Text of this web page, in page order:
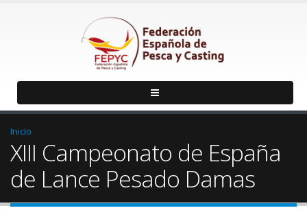
Inicio
XIII Campeonato de España
de Lance Pesado Damas